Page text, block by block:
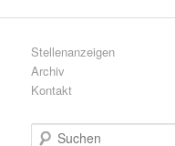
Stellenanzeigen
Archiv
Kontakt